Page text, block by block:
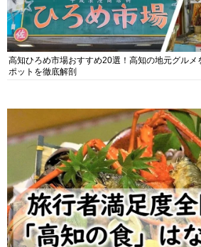
高知ひろめ市場おすすめ20選！高知の地元グルメ
ポットを徹底解剖